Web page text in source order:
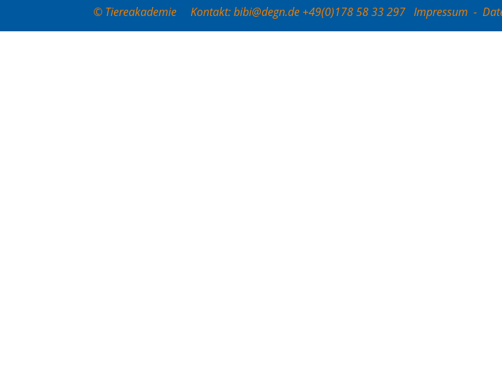
© Tiereakademie Kontakt: bibi@degn.de +49(0)178 58 33 297Impressum -